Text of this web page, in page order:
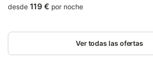
and is situated 45 km from Las Médulas
desde 119 € por noche
Ver todas las ofertas